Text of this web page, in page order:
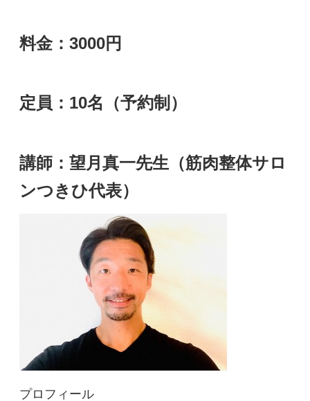
料金：3000円
定員：10名（予約制）
講師：望月真一先生（筋肉整体サロ
ンつきひ代表）
プロフィール